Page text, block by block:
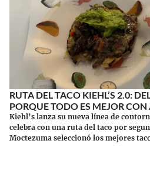
RUTA DEL TACO KIEHL’S 2.0:
PORQUE TODO ES MEJOR
Kiehl’s lanza su nueva línea de
celebra con una ruta del taco por
Moctezuma seleccionó los mejores